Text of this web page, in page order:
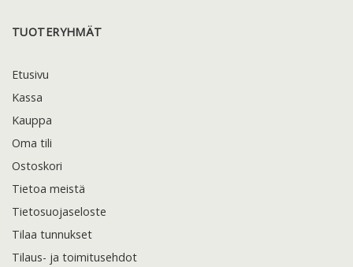
TUOTERYHMÄT
Etusivu
Kassa
Kauppa
Oma tili
Ostoskori
Tietoa meistä
Tietosuojaseloste
Tilaa tunnukset
Tilaus- ja toimitusehdot